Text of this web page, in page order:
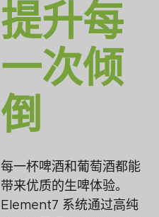
提升每
一次倾
倒
每一杯啤酒和葡萄酒都能
带来优质的生啤体验。
Element7 系统通过高纯